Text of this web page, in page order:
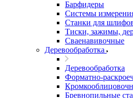
Барфидеры
Системы
Станки для
Тиски, зажимы,
Cваенавивочные
Деревообработка
Деревообработка
Форматно-
Бревнопильные